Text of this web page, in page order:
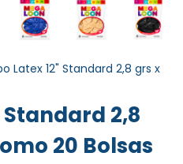
Latex 12" Standard 2,8 grs x
Standard 2,8
20 Bolsas